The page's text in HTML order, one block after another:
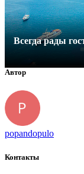
Всегда рады
Автор
popandopulo
Контакты